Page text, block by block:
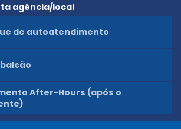
agência/local
de autoatendimento
After-Hours (após o